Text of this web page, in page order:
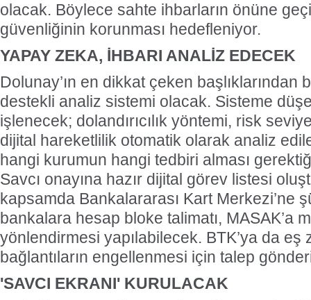
olacak. Böylece sahte ihbarların önüne
güvenliğinin korunması hedefleniyor.
YAPAY ZEKA, İHBARI ANALİZ EDECEK
Dolunay’ın en dikkat çeken başlıklarından
destekli analiz sistemi olacak. Sisteme
işlenecek; dolandırıcılık yöntemi, risk
dijital hareketlilik otomatik olarak analiz
hangi kurumun hangi tedbiri alması
Savcı onayına hazır dijital görev listesi
kapsamda Bankalararası Kart Merkezi’ne
bankalara hesap bloke talimatı, MASAK’a
yönlendirmesi yapılabilecek. BTK’ya da eş
bağlantıların engellenmesi için talep
'SAVCI EKRANI' KURULACAK